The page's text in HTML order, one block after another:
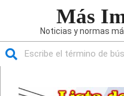
Más
Noticias y normas